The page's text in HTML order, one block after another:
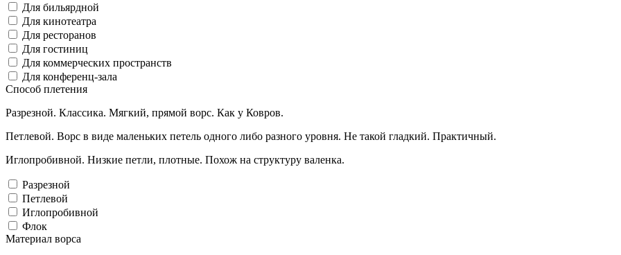
Для бильярдной
Для кинотеатра
Для ресторанов
Для гостиниц
Для коммерческих пространств
Для конференц-зала
Способ плетения
Разрезной. Классика. Мягкий, прямой ворс. Как у Ковров.
Петлевой. Ворс в виде маленьких петель одного либо разного уровня. Не такой гладкий. Практичный.
Иглопробивной. Низкие петли, плотные. Похож на структуру валенка.
Разрезной
Петлевой
Иглопробивной
Флок
Материал ворса